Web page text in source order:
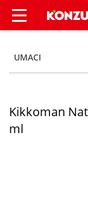
UMACI
Kikkoman
ml